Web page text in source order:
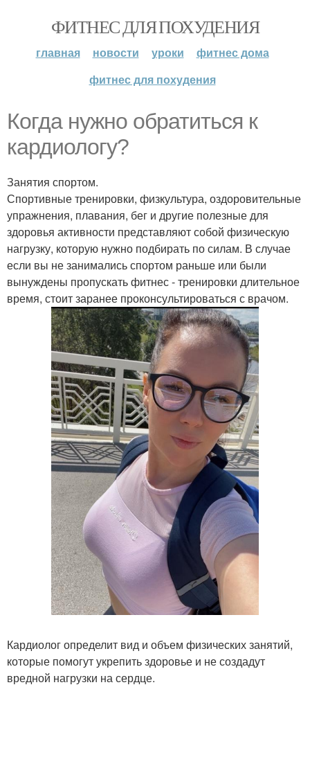
ФИТНЕС ДЛЯ ПОХУДЕНИЯ
главная новости уроки
фитнес дома
фитнес для похудения
Когда нужно обратиться к
кардиологу?
Занятия спортом.
Спортивные тренировки, физкультура, оздоровительные
упражнения, плавания, бег и другие полезные для
здоровья активности представляют собой физическую
нагрузку, которую нужно подбирать по силам. В случае
если вы не занимались спортом раньше или были
вынуждены пропускать фитнес - тренировки длительное
время, стоит заранее проконсультироваться с врачом.
Кардиолог определит вид и объем физических занятий,
которые помогут укрепить здоровье и не создадут
вредной нагрузки на сердце.